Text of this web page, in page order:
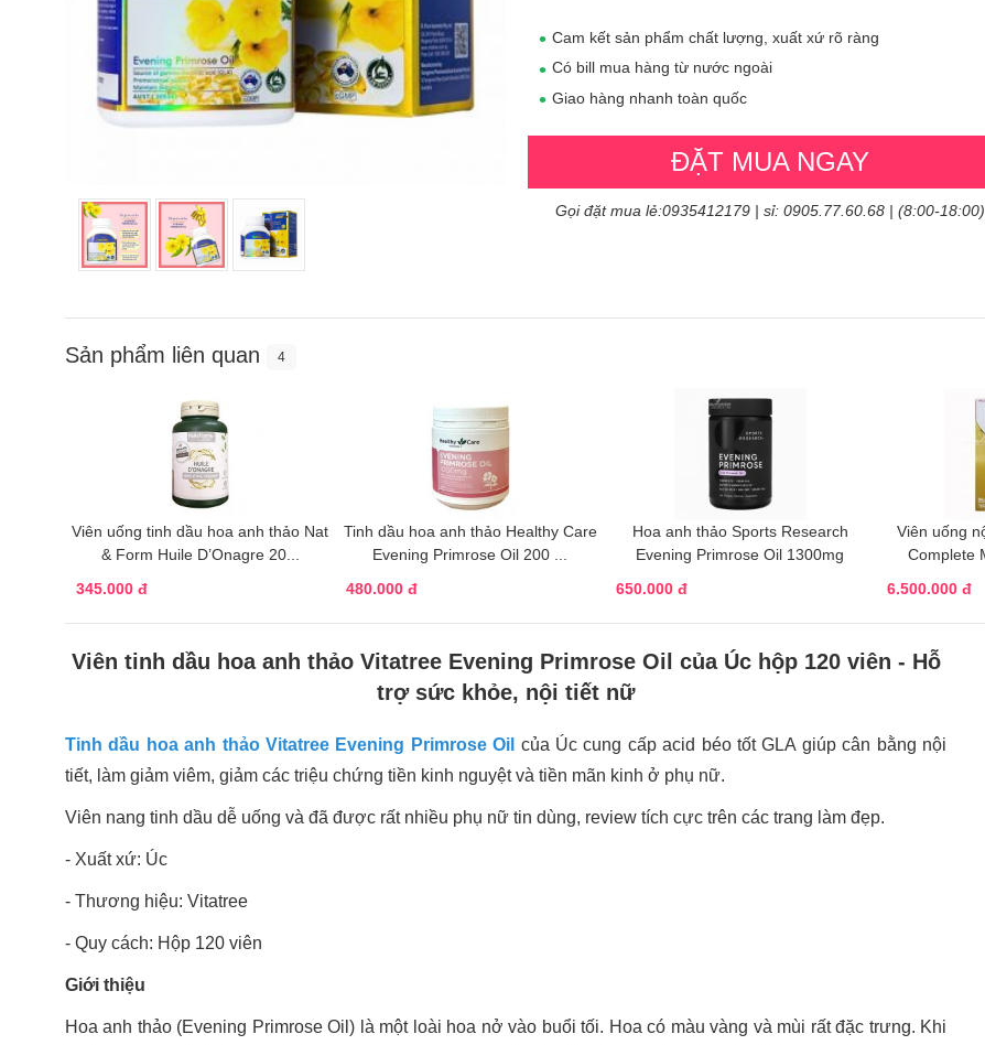
Cam kết sản phẩm chất lượng, xuất xứ rõ ràng
Có bill mua hàng từ nước ngoài
Giao hàng nhanh toàn quốc
ĐẶT MUA NGAY
Gọi đặt mua lẻ:0935412179 | sỉ: 0905.77.60.68 | (8:00-18:00)
Sản phẩm liên quan 4
Viên uống tinh dầu hoa anh thảo Nat
& Form Huile D’Onagre 20...
345.000 đ
Tinh dầu hoa anh thảo Healthy Care
Evening Primrose Oil 200 ...
480.000 đ
Hoa anh thảo Sports Research
Evening Primrose Oil 1300mg
650.000 đ
Viên uống
Complete
6.500.000 đ
Viên tinh dầu hoa anh thảo Vitatree Evening Primrose Oil của Úc hộp 120 viên - Hỗ
trợ sức khỏe, nội tiết nữ
Tinh dầu hoa anh thảo Vitatree Evening Primrose Oil của Úc cung cấp acid béo tốt GLA giúp cân bằng nội
tiết, làm giảm viêm, giảm các triệu chứng tiền kinh nguyệt và tiền mãn kinh ở phụ nữ.
Viên nang tinh dầu dễ uống và đã được rất nhiều phụ nữ tin dùng, review tích cực trên các trang làm đẹp.
- Xuất xứ: Úc
- Thương hiệu: Vitatree
- Quy cách: Hộp 120 viên
Giới thiệu
Hoa anh thảo (Evening Primrose Oil) là một loài hoa nở vào buổi tối. Hoa có màu vàng và mùi rất đặc trưng. Khi